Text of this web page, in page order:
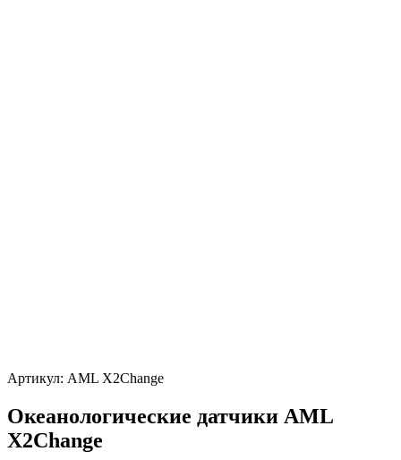
Артикул: AML X2Change
Океанологические датчики AML
X2Change